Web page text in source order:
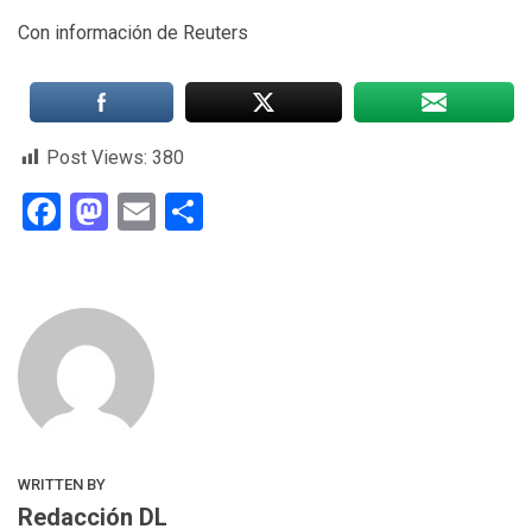
Con información de Reuters
Post Views: 380
Facebook
Mastodon
Email
WRITTEN BY
Redacción DL